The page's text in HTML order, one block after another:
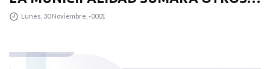
12 COLECTIVOS 0KM PARA
Lunes, 30 Noviembre, -0001